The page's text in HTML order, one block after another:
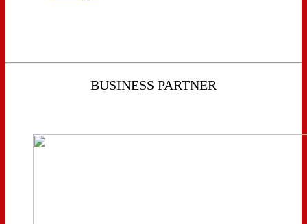
BUSINESS PARTNER